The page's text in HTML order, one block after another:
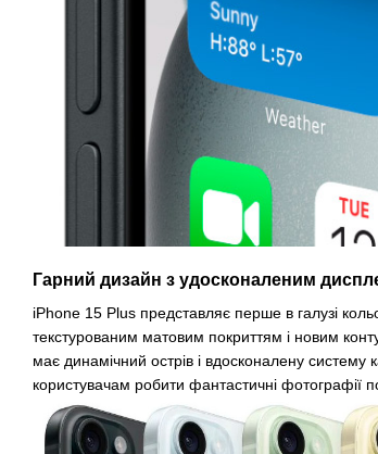
Гарний дизайн з удосконаленим
iPhone 15 Plus представляє перше в галузі
текстурованим матовим покриттям і новим
має динамічний острів і вдосконалену
користувачам робити фантастичні фотографії